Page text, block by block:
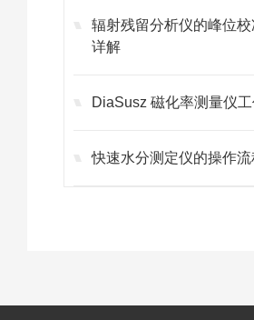
辐射残留分析仪的峰位
详解
DiaSusz 磁化率测量仪
快速水分测定仪的操作流